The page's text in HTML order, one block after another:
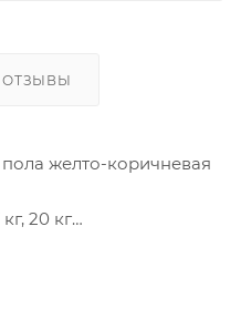
ОТЗЫВЫ
желто-коричневая
20 кг